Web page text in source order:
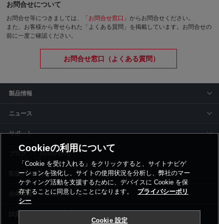
お問合せについて
お問合せ等につきましては、「 お問合せ窓口 」からお問合せください。
また、お客様から寄せられた「よくある質問」を掲載しています。お問合せの
前に一度ご確認ください。
お問合せ窓口（よくある質問）
製品情報
ニュース
サポート
siyaku-blog
取扱いメーカー
事業所一覧
Cookieの利用について
「Cookie を受け入れる」をクリックすると、サイトナビゲ
ーションを強化し、サイトの使用状況を分析し、弊社のマー
ケティング活動を支援するために、デバイスに Cookie を保
存することに同意したことになります。
プライバシーポリ
シー
Cookie 設定